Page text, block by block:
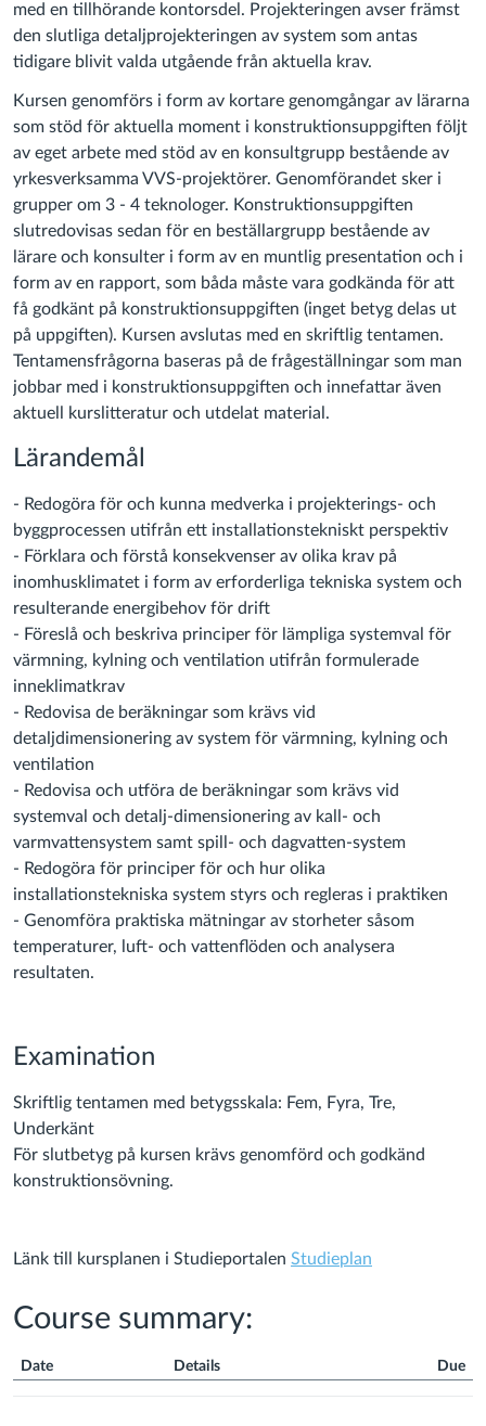
med en tillhörande kontors­del. Projekteringen avser främst
den slutliga detaljprojekteringen av system som antas
tidigare blivit valda utgående från aktuella krav.
Kursen genomförs i form av kortare genomgångar av lärarna
som stöd för aktuella moment i konstruktionsuppgiften följt
av eget arbete med stöd av en konsultgrupp bestående av
yrkes­verksamma VVS-projektörer. Genomförandet sker i
grupper om 3 - 4 teknologer. Konstruktionsuppgiften
slutredovisas sedan för en beställargrupp bestående av
lärare och konsulter i form av en muntlig presentation och i
form av en rapport, som båda måste vara godkända för att
få godkänt på konstruktionsuppgiften (inget betyg delas ut
på uppgiften). Kursen avslutas med en skriftlig tentamen.
Tentamensfrågorna baseras på de frågeställningar som man
jobbar med i konstruktions­uppgiften och innefattar även
aktuell kurslitteratur och utdelat material.
Lärandemål
- Redogöra för och kunna medverka i projekterings- och
byggprocessen utifrån ett installationstekniskt perspektiv
- Förklara och förstå konsekvenser av olika krav på
inomhusklimatet i form av erforderliga tekniska system och
resulterande energibehov för drift
- Föreslå och beskriva principer för lämpliga systemval för
värmning, kylning och ventilation utifrån formulerade
inneklimatkrav
- Redovisa de beräkningar som krävs vid
detaljdimensionering av system för värmning, kylning och
ventilation
- Redovisa och utföra de beräkningar som krävs vid
systemval och detalj-dimensionering av kall- och
varmvattensystem samt spill- och dagvatten-system
- Redogöra för principer för och hur olika
installationstekniska system styrs och regleras i praktiken
- Genomföra praktiska mätningar av storheter såsom
temperaturer, luft- och vattenflöden och analysera
resultaten.
Examination
Skriftlig tentamen med betygsskala: Fem, Fyra, Tre,
Underkänt
För slutbetyg på kursen krävs genomförd och godkänd
konstruktionsövning.
Länk till kursplanen i Studieportalen Studieplan
Course summary:
Date Details Due